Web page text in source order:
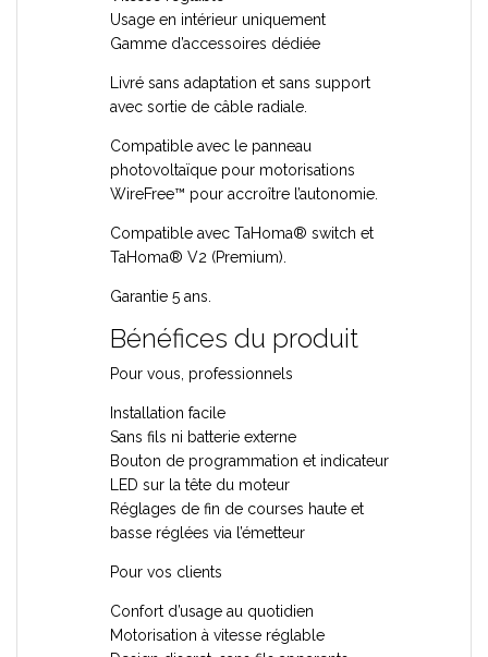
Usage en intérieur uniquement
Gamme d’accessoires dédiée
Livré sans adaptation et sans support
avec sortie de câble radiale.
Compatible avec le panneau
photovoltaïque pour motorisations
WireFree™ pour accroître l’autonomie.
Compatible avec TaHoma® switch et
TaHoma® V2 (Premium).
Garantie 5 ans.
Bénéfices du produit
Pour vous, professionnels
Installation facile
Sans fils ni batterie externe
Bouton de programmation et indicateur
LED sur la tête du moteur
Réglages de fin de courses haute et
basse réglées via l’émetteur
Pour vos clients
Confort d’usage au quotidien
Motorisation à vitesse réglable